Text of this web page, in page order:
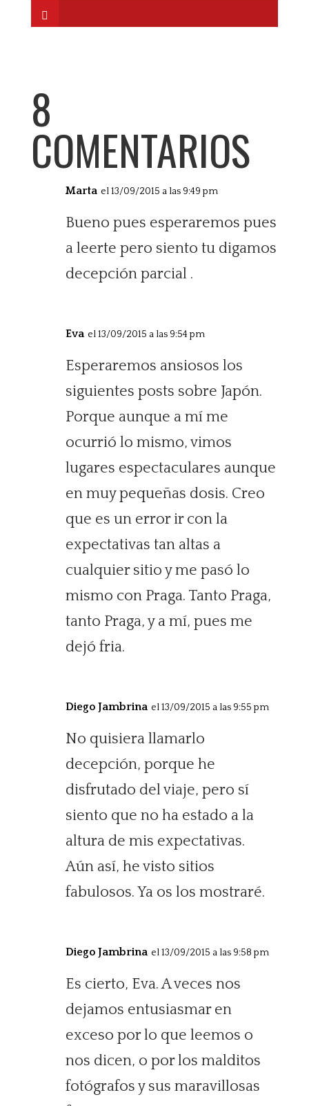
8
COMENTARIOS
Marta el 13/09/2015 a las 9:49 pm
Bueno pues esperaremos pues
a leerte pero siento tu digamos
decepción parcial .
Eva el 13/09/2015 a las 9:54 pm
Esperaremos ansiosos los
siguientes posts sobre Japón.
Porque aunque a mí me
ocurrió lo mismo, vimos
lugares espectaculares aunque
en muy pequeñas dosis. Creo
que es un error ir con la
expectativas tan altas a
cualquier sitio y me pasó lo
mismo con Praga. Tanto Praga,
tanto Praga, y a mí, pues me
dejó fria.
Diego Jambrina el 13/09/2015 a las 9:55 pm
No quisiera llamarlo
decepción, porque he
disfrutado del viaje, pero sí
siento que no ha estado a la
altura de mis expectativas.
Aún así, he visto sitios
fabulosos. Ya os los mostraré.
Diego Jambrina el 13/09/2015 a las 9:58 pm
Es cierto, Eva. A veces nos
dejamos entusiasmar en
exceso por lo que leemos o
nos dicen, o por los malditos
fotógrafos y sus maravillosas